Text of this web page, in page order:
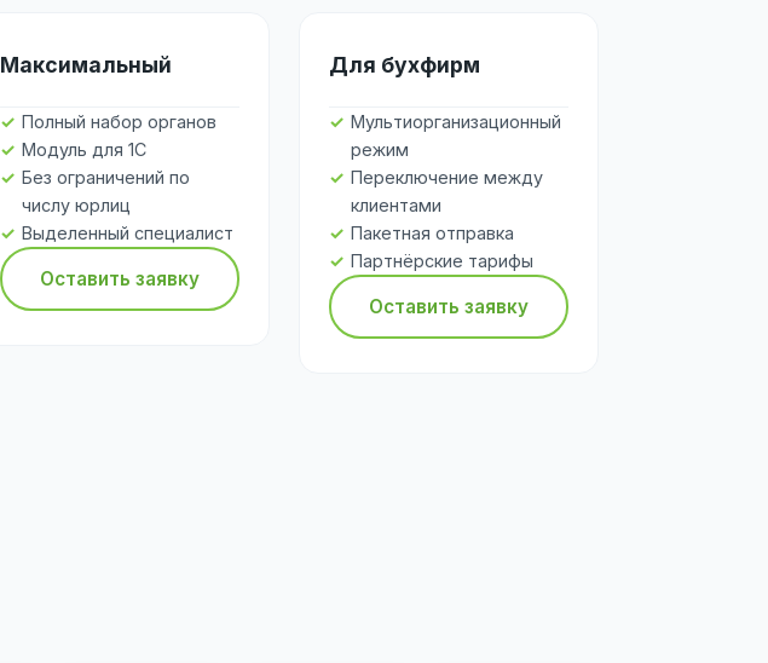
Максимальный
Полный набор органов
Модуль для 1С
Без ограничений по
числу юрлиц
Выделенный специалист
Оставить заявку
Для бухфирм
Мультиорганизационный
режим
Переключение между
клиентами
Пакетная отправка
Партнёрские тарифы
Оставить заявку